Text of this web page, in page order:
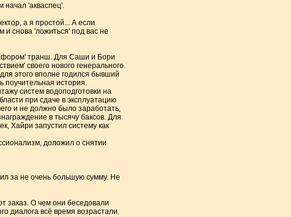
'акваспец'.
а я простой... А если
снова 'ложиться' под вас не
транш. Для Саши и Бори
своего нового генерального.
этого вполне годился бывший
поучительная история.
систем водоподготовки на
при сдаче в эксплуатацию
и не должно было заработать,
в тысячу баксов. Для
Хайри запустил систему как
доложил о снятии
за не очень большую сумму. Не
заказ. О чем они беседовали
диалога всё время возрастали.